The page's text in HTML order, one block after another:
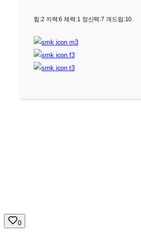
힘:2 지력:6 체력:1 정신력:7 개드립:10.
0